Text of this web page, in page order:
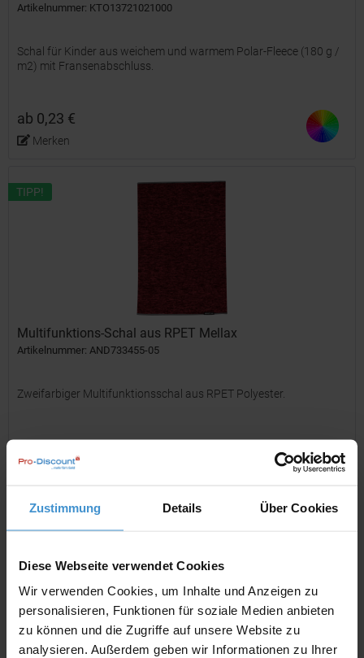
Zustimmung Details Über Cookies
Diese Webseite verwendet Cookies
Wir verwenden Cookies, um Inhalte und Anzeigen zu
personalisieren, Funktionen für soziale Medien anbieten
zu können und die Zugriffe auf unsere Website zu
analysieren. Außerdem geben wir Informationen zu Ihrer
Artikelnummer: KTO13721021000
Schal für Kinder aus weichem und warmem Polar-Fleece (180 g /
m2) mit Fransenabschluss.
ab 0,23 €
Merken
TIPP!
Multifunktions-Schal aus RPET Mellax
Artikelnummer: AND733455-05
Zweifarbiger Multifunktionsschal aus RPET Polyester.
ab 1,11 €